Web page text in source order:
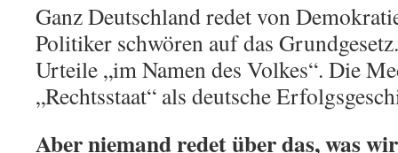
Ganz Deutschland redet von
Politiker schwören auf das
Urteile „im Namen des Volkes“. Die
„Rechtsstaat“ als deutsche
Aber niemand redet über das, was